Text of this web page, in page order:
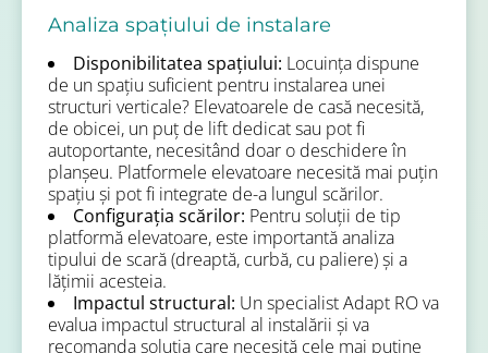
Analiza spațiului de instalare
Disponibilitatea spațiului: Locuința dispune
de un spațiu suficient pentru instalarea unei
structuri verticale? Elevatoarele de casă necesită,
de obicei, un puț de lift dedicat sau pot fi
autoportante, necesitând doar o deschidere în
planșeu. Platformele elevatoare necesită mai puțin
spațiu și pot fi integrate de-a lungul scărilor.
Configurația scărilor: Pentru soluții de tip
platformă elevatoare, este importantă analiza
tipului de scară (dreaptă, curbă, cu paliere) și a
lățimii acesteia.
Impactul structural: Un specialist Adapt RO va
evalua impactul structural al instalării și va
recomanda soluția care necesită cele mai puține